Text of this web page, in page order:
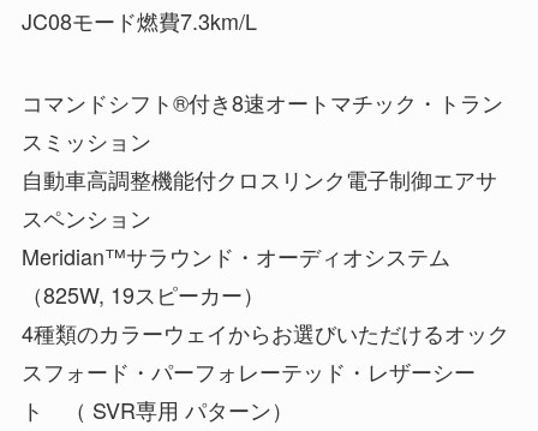
JC08モード燃費7.3km/L
コマンドシフト®付き8速オートマチック・トラン
スミッション
自動車高調整機能付クロスリンク電子制御エアサ
スペンション
Meridian™サラウンド・オーディオシステム
（825W, 19スピーカー）
4種類のカラーウェイからお選びいただけるオック
スフォード・パーフォレーテッド・レザーシー
ト （ SVR専用 パターン）